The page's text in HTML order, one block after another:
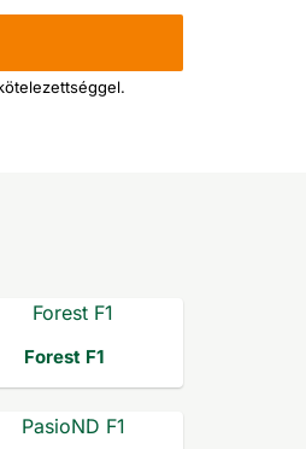
Forest F1